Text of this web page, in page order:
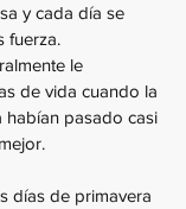
y cada día se
fuerza.
le
de vida cuando la
habían pasado casi
días de primavera